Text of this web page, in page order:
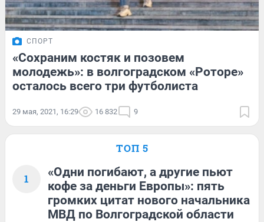
СПОРТ
«Сохраним костяк и позовем
молодежь»: в волгоградском «Роторе»
осталось всего три футболиста
29 мая, 2021, 16:29 16 832 9
ТОП 5
1
«Одни погибают, а другие пьют
кофе за деньги Европы»: пять
громких цитат нового начальника
МВД по Волгоградской области